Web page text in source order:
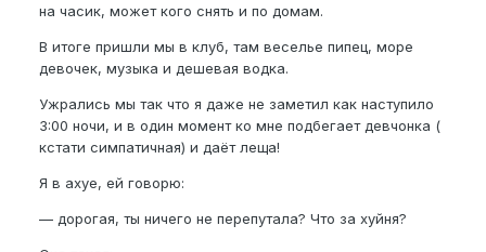
на часик, может кого снять и по домам.
В итоге пришли мы в клуб, там веселье пипец, море
девочек, музыка и дешевая водка.
Ужрались мы так что я даже не заметил как наступило
3:00 ночи, и в один момент ко мне подбегает девчонка (
кстати симпатичная) и даёт леща!
Я в ахуе, ей говорю:
— дорогая, ты ничего не перепутала? Что за хуйня?